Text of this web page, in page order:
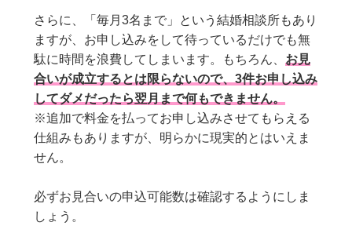
さらに、「毎月3名まで」という結婚相談所もあり
ますが、お申し込みをして待っているだけでも無
駄に時間を浪費してしまいます。もちろん、 お見
合いが成立するとは限らないので、3件お申し込み
してダメだったら翌月まで何もできません。
※追加で料金を払ってお申し込みさせてもらえる
仕組みもありますが、明らかに現実的とはいえま
せん。
必ずお見合いの申込可能数は確認するようにしま
しょう。